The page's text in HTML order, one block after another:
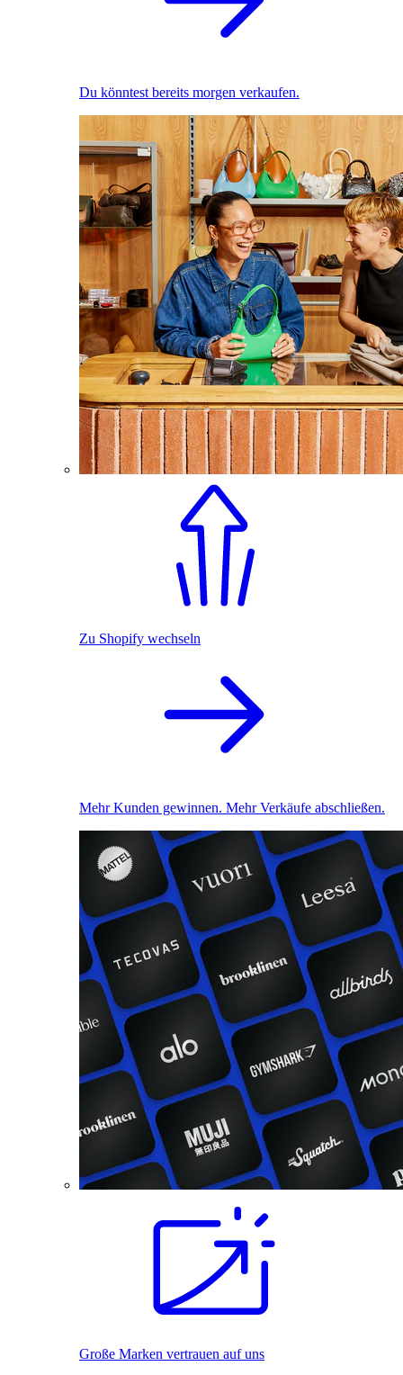
Du könntest bereits morgen verkaufen.
Zu Shopify wechseln
Mehr Kunden gewinnen. Mehr Verkäufe abschließen.
Große Marken vertrauen auf uns